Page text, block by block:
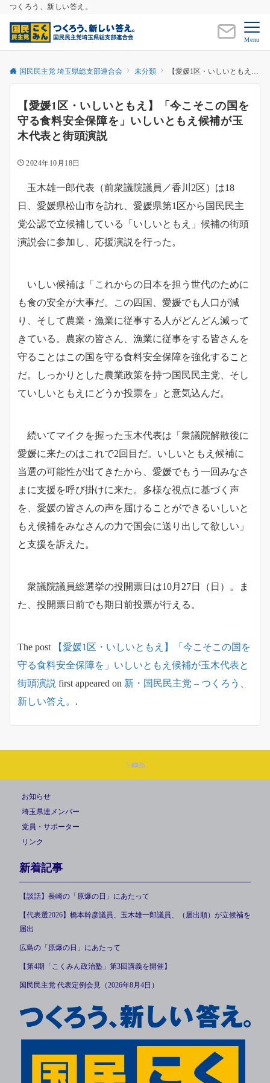
つくろう、新しい答え。
Menu
国民民主党 埼玉県総支部連合会 未分類 【愛媛1区・いしいともえ】「今こそこの国を守る食料安全保障を」いしいともえ候補が玉木代表と街頭演説
【愛媛1区・いしいともえ】「今こそこの国を
守る食料安全保障を」いしいともえ候補が玉
木代表と街頭演説
2024年10月18日
玉木雄一郎代表（前衆議院議員／香川2区）は18
日、愛媛県松山市を訪れ、愛媛県第1区から国民民主
党公認で立候補している「いしいともえ」候補の街頭
演説会に参加し、応援演説を行った。
いしい候補は「これからの日本を担う世代のために
も食の安全が大事だ。この四国、愛媛でも人口が減
り、そして農業・漁業に従事する人がどんどん減って
きている。農家の皆さん、漁業に従事をする皆さんを
守ることはこの国を守る食料安全保障を強化すること
だ。しっかりとした農業政策を持つ国民民主党、そし
ていしいともえにどうか投票を」と意気込んだ。
続いてマイクを握った玉木代表は「衆議院解散後に
愛媛に来たのはこれで2回目だ。いしいともえ候補に
当選の可能性が出てきたから、愛媛でもう一回みなさ
まに支援を呼び掛けに来た。多様な視点に基づく声
を、愛媛の皆さんの声を届けることができるいしいと
もえ候補をみなさんの力で国会に送り出して欲しい」
と支援を訴えた。
衆議院議員総選挙の投開票日は10月27日（日）。ま
た、投開票日前でも期日前投票が行える。
The post
【愛媛1区・いしいともえ】「今こそこの国を
守る食料安全保障を」いしいともえ候補が玉木代表と
街頭演説 first appeared on 新・国民民主党 – つくろう、
新しい答え。 .
お知らせ
埼玉県連メンバー
党員・サポーター
リンク
新着記事
【談話】長崎の「原爆の日」にあたって
【代表選2026】橋本幹彦議員、玉木雄一郎議員、（届出順）が立候補を
届出
広島の「原爆の日」にあたって
【第4期「こくみん政治塾」第3回講義を開催】
国民民主党 代表定例会見（2026年8月4日）